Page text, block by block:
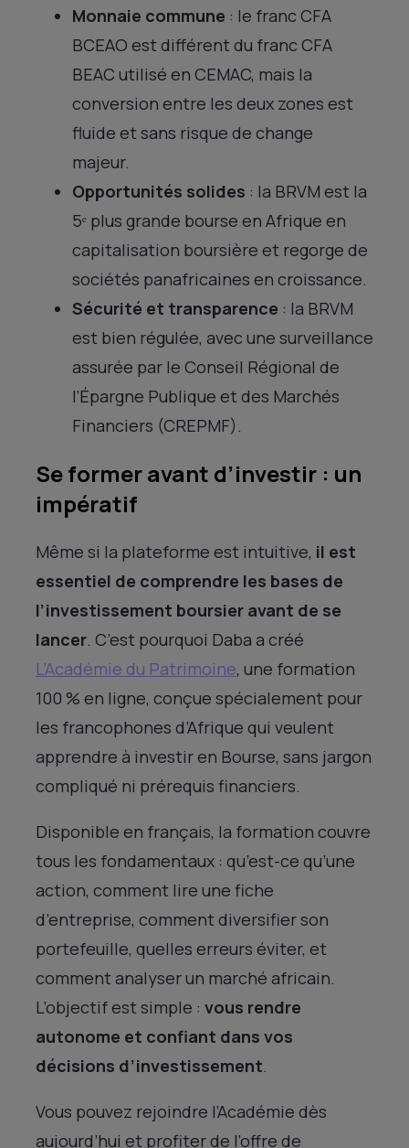
Monnaie commune : le franc CFA
BCEAO est différent du franc CFA
BEAC utilisé en CEMAC, mais la
conversion entre les deux zones est
fluide et sans risque de change
majeur.
Opportunités solides : la BRVM est la
5ᵉ plus grande bourse en Afrique en
capitalisation boursière et regorge de
sociétés panafricaines en croissance.
Sécurité et transparence : la BRVM
est bien régulée, avec une surveillance
assurée par le Conseil Régional de
l’Épargne Publique et des Marchés
Financiers (CREPMF).
Se former avant d’investir : un
impératif
Même si la plateforme est intuitive, il est
essentiel de comprendre les bases de
l’investissement boursier avant de se
lancer. C’est pourquoi Daba a créé
L’Académie du Patrimoine, une formation
100 % en ligne, conçue spécialement pour
les francophones d’Afrique qui veulent
apprendre à investir en Bourse, sans jargon
compliqué ni prérequis financiers.
Disponible en français, la formation couvre
tous les fondamentaux : qu’est-ce qu’une
action, comment lire une fiche
d’entreprise, comment diversifier son
portefeuille, quelles erreurs éviter, et
comment analyser un marché africain.
L’objectif est simple : vous rendre
autonome et confiant dans vos
décisions d’investissement.
Vous pouvez rejoindre l’Académie dès
aujourd’hui et profiter de l’offre de